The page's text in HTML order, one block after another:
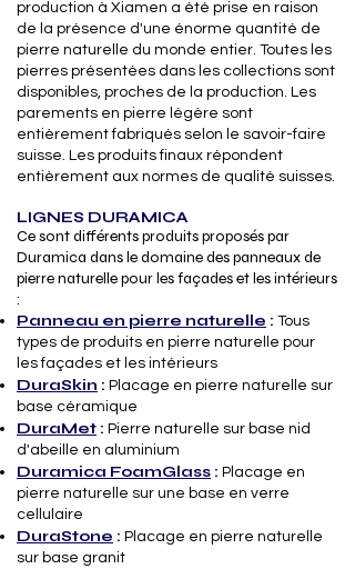
production à Xiamen a été prise en raison
de la présence d'une énorme quantité de
pierre naturelle du monde entier. Toutes les
pierres présentées dans les collections sont
disponibles, proches de la production. Les
parements en pierre légère sont
entièrement fabriqués selon le savoir-faire
suisse. Les produits finaux répondent
entièrement aux normes de qualité suisses.
LIGNES DURAMICA
Ce sont différents produits proposés par
Duramica dans le domaine des panneaux de
pierre naturelle pour les façades et les intérieurs
:
Panneau en pierre naturelle : Tous
types de produits en pierre naturelle pour
les façades et les intérieurs
DuraSkin : Placage en pierre naturelle sur
base céramique
DuraMet : Pierre naturelle sur base nid
d'abeille en aluminium​
Duramica FoamGlass : Placage en
pierre naturelle sur une base en verre
cellulaire
DuraStone : Placage en pierre naturelle
sur base granit